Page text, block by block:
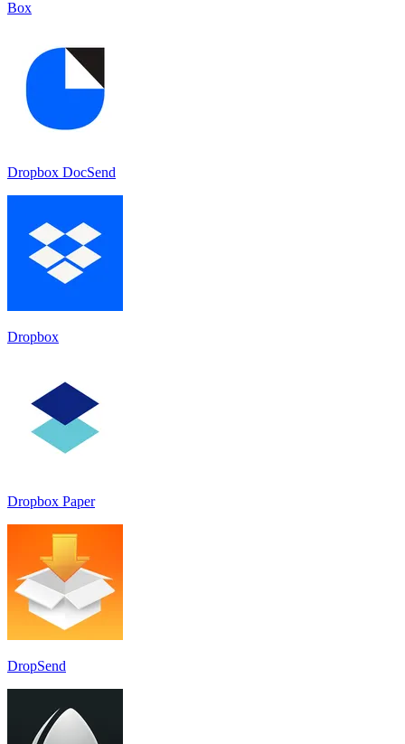
Box
Dropbox DocSend
Dropbox
Dropbox Paper
DropSend